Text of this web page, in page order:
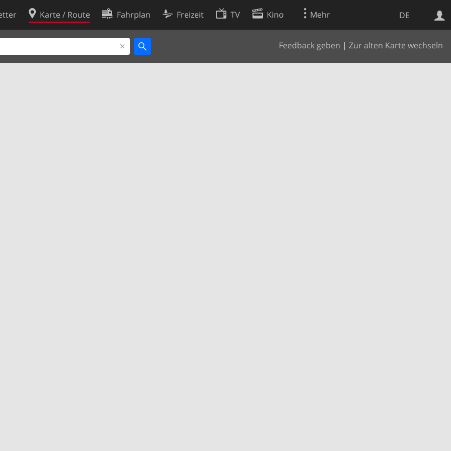
DE
Karte / Route Fahrplan Freizeit TV Kino Mehr
Feedback geben | Zur alten Karte wechseln
Websuche
Cookie-Richtlinie
Cookie-Einstellungen